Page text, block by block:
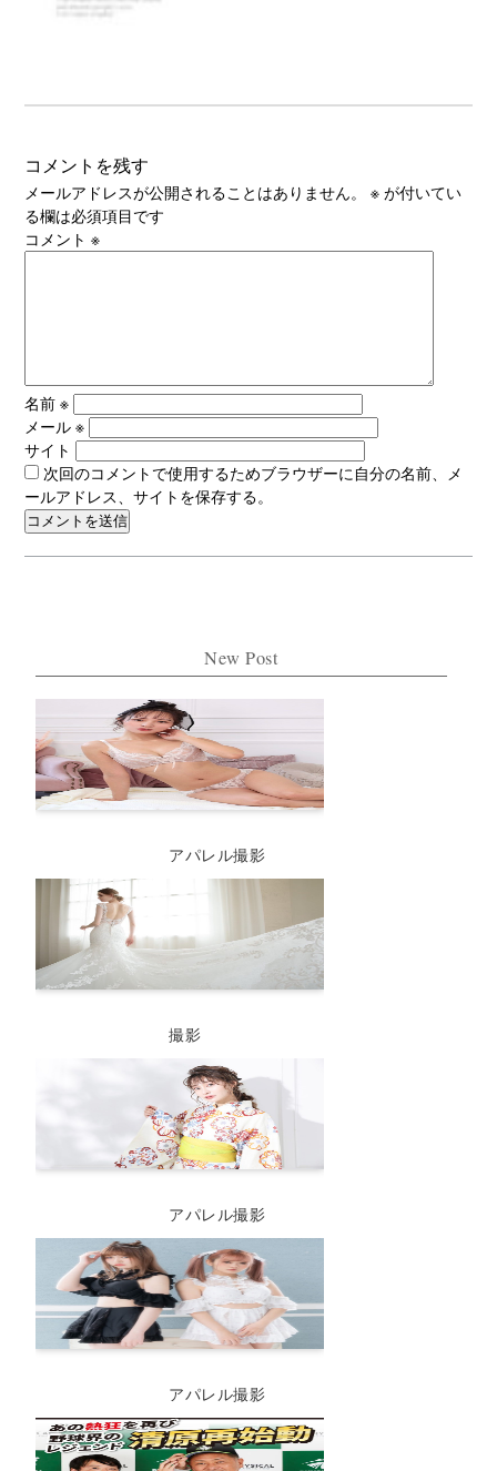
コメントを残す
メールアドレスが公開されることはありません。 ※ が付いてい
る欄は必須項目です
コメント※
名前※
メール※
サイト
次回のコメントで使用するためブラウザーに自分の名前、メ
ールアドレス、サイトを保存する。
New Post
アパレル撮影
撮影
アパレル撮影
アパレル撮影